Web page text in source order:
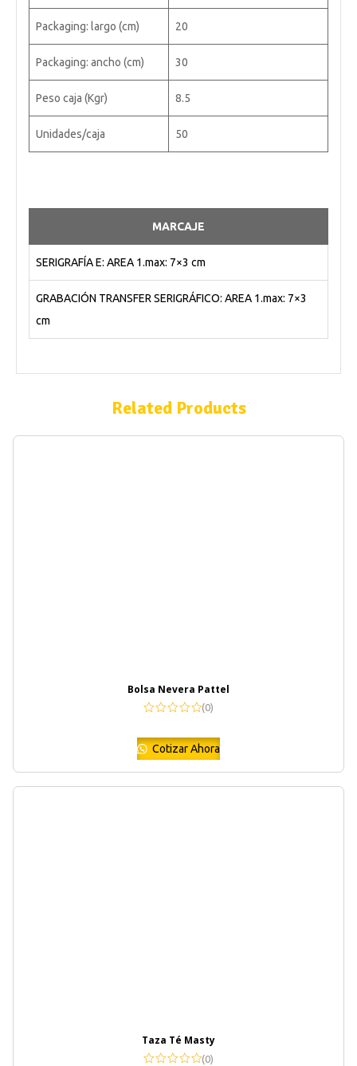
Packaging: largo (cm) 20
Packaging: ancho (cm) 30
Peso caja (Kgr) 8.5
Unidades/caja 50
MARCAJE
SERIGRAFÍA E: AREA 1.max: 7×3 cm
GRABACIÓN TRANSFER SERIGRÁFICO: AREA 1.max: 7×3
cm
Related Products
Bolsa Nevera Pattel
(0)
Cotizar Ahora
Taza Té Masty
(0)